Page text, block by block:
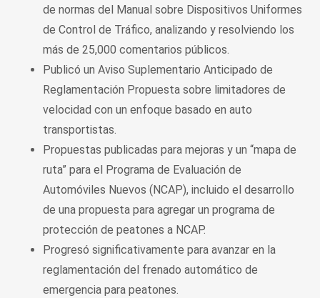
de normas del Manual sobre Dispositivos Uniformes
de Control de Tráfico, analizando y resolviendo los
más de 25,000 comentarios públicos.
Publicó un Aviso Suplementario Anticipado de
Reglamentación Propuesta sobre limitadores de
velocidad con un enfoque basado en auto
transportistas.
Propuestas publicadas para mejoras y un “mapa de
ruta” para el Programa de Evaluación de
Automóviles Nuevos (NCAP), incluido el desarrollo
de una propuesta para agregar un programa de
protección de peatones a NCAP.
Progresó significativamente para avanzar en la
reglamentación del frenado automático de
emergencia para peatones.